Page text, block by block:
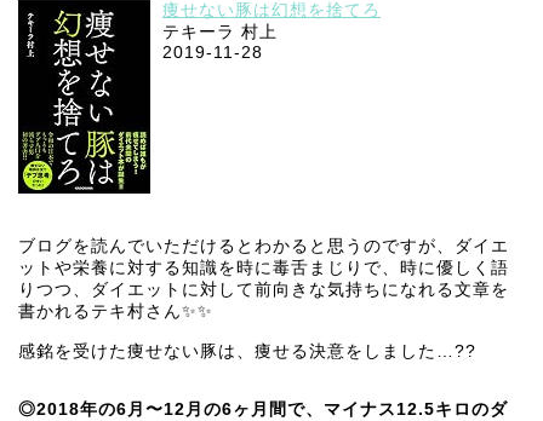
痩せない豚は幻想を捨てろ
テキーラ 村上
2019-11-28
ブログを読んでいただけるとわかると思うのですが、ダイエ
ットや栄養に対する知識を時に毒舌まじりで、時に優しく語
りつつ、ダイエットに対して前向きな気持ちになれる文章を
書かれるテキ村さん✨✨
感銘を受けた痩せない豚は、痩せる決意をしました…??
◎2018年の6月〜12月の6ヶ月間で、マイナス12.5キロのダ